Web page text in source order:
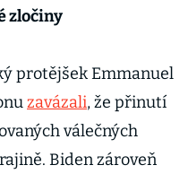
zločiny
protějšek Emmanuel
zavázali, že přinutí
válečných
Biden zároveň